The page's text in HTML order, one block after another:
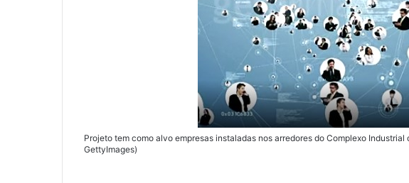
Projeto tem como alvo empresas instaladas nos arredores do Complexo
GettyImages)